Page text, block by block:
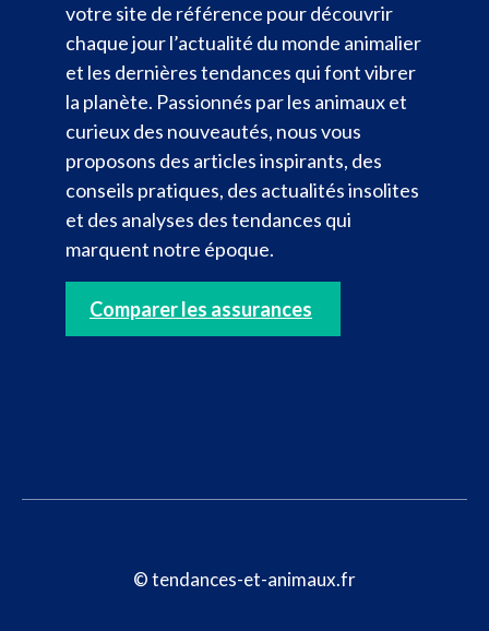
votre site de référence pour découvrir
chaque jour l’actualité du monde animalier
et les dernières tendances qui font vibrer
la planète. Passionnés par les animaux et
curieux des nouveautés, nous vous
proposons des articles inspirants, des
conseils pratiques, des actualités insolites
et des analyses des tendances qui
marquent notre époque.
Comparer les assurances
© tendances-et-animaux.fr